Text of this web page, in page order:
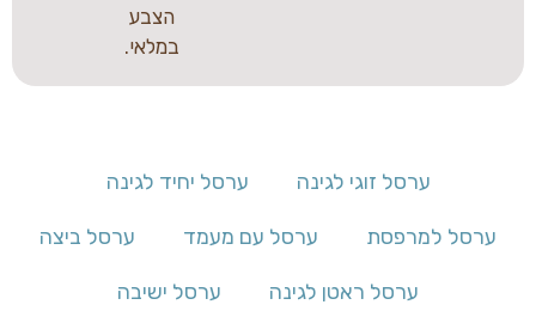
הצבע
במלאי.
ערסל זוגי לגינה ערסל יחיד לגינה
ערסל למרפסת ערסל עם מעמד ערסל ביצה
ערסל ראטן לגינה ערסל ישיבה